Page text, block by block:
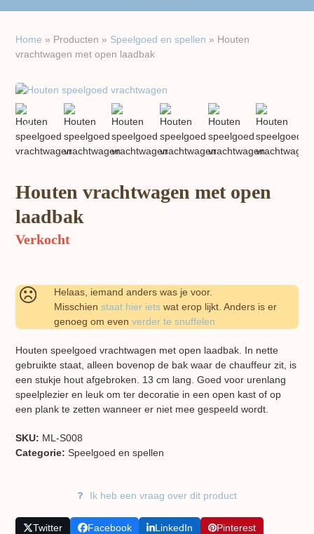
Home » Producten » Speelgoed en spellen » Houten
vrachtwagen met open laadbak
previous
slide
slide
Houten vrachtwagen met open
laadbak
Verkocht
Helaas, iemand anders was je voor.
Misschienstaat hier iets wat erop lijkt. Anders is er
genoeg om evenverder te snuffelen
Houten speelgoed vrachtwagen met open laadbak. In nette
gebruikte staat, alleen bovenop de bak waar de chauffeur zit, is
een stukje hout afgebroken. 13 cm lang. Goed voor urenlang
speelplezier en leuk om ter decoratie in een open kast of op
een plank te zetten wanneer er niet mee gespeeld wordt.
SKU: ML-S008
Categorie:Speelgoed en spellen
Ik heb een vraag over dit product
Twitter Facebook LinkedIn
Pinterest